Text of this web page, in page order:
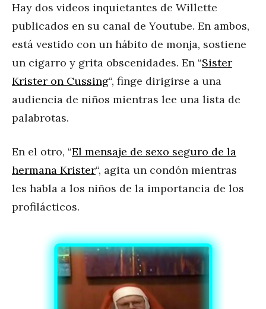
Hay dos videos inquietantes de Willette
publicados en su canal de Youtube. En ambos,
está vestido con un hábito de monja, sostiene
un cigarro y grita obscenidades. En “Sister
Krister on Cussing“, finge dirigirse a una
audiencia de niños mientras lee una lista de
palabrotas.
En el otro, “El mensaje de sexo seguro de la
hermana Krister“, agita un condón mientras
les habla a los niños de la importancia de los
profilácticos.